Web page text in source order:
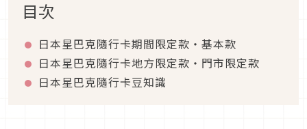
目次
日本星巴克隨行卡期間限定款・基本款
日本星巴克隨行卡地方限定款・門市限定款
日本星巴克隨行卡豆知識